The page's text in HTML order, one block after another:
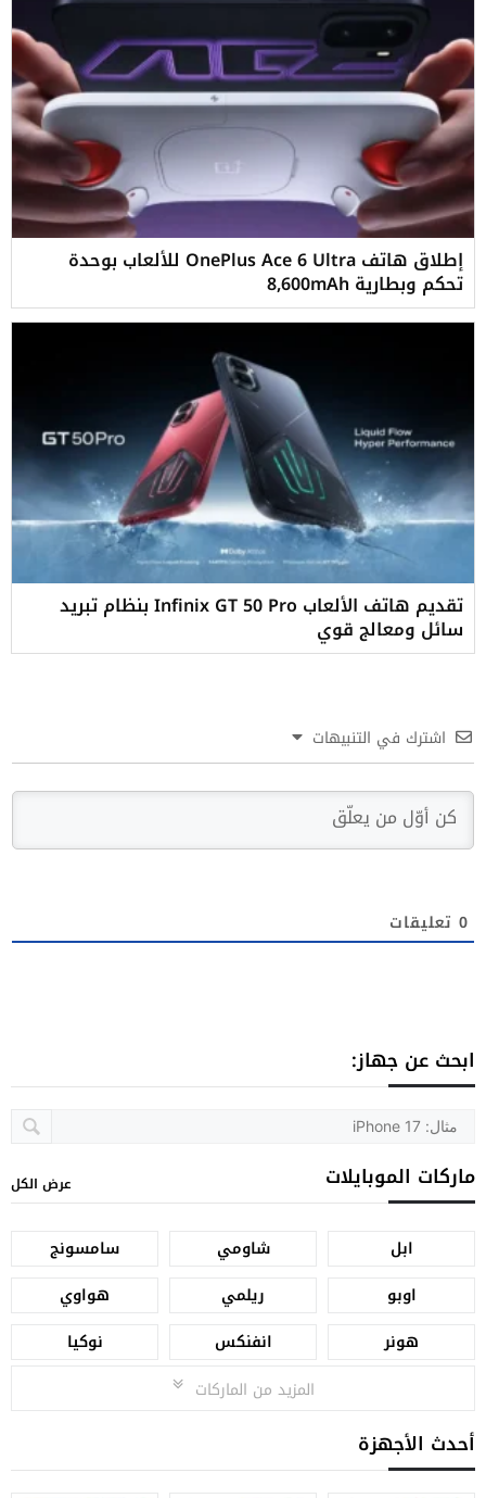
إطلاق هاتف OnePlus Ace 6 Ultra للألعاب بوحدة
تحكم وبطارية 8,600mAh
تقديم هاتف الألعاب Infinix GT 50 Pro بنظام تبريد
سائل ومعالج قوي
اشترك في التنبيهات
0 تعليقات
ابحث عن جهاز:
ماركات الموبايلات عرض الكل
ابل شاومي
سامسونج
اوبو
ريلمي
هواوي
هونر
انفنكس
نوكيا
المزيد من الماركات
أحدث الأجهزة